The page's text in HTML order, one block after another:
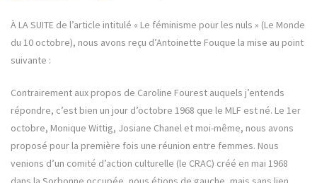
À LA SUITE de l’article intitulé « Le féminisme pour les nuls » (Le Monde
du 10 octobre), nous avons reçu d’Antoinette Fouque la mise au point
suivante :
Contrairement aux propos de Caroline Fourest auquels j’entends
répondre, c’est bien un jour d’octobre 1968 que le MLF est né. Le 1er
octobre, Monique Wittig, Josiane Chanel et moi-même, nous avons
proposé pour la première fois une réunion entre femmes. Nous
venions d’un comité d’action culturelle (le CRAC) créé en mai 1968